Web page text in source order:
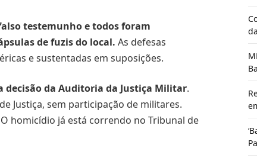
testemunho e todos foram
de fuzis do local. As defesas
e sustentadas em suposições.
da Auditoria da Justiça Militar.
Justiça, sem participação de militares.
homicídio já está correndo no Tribunal de